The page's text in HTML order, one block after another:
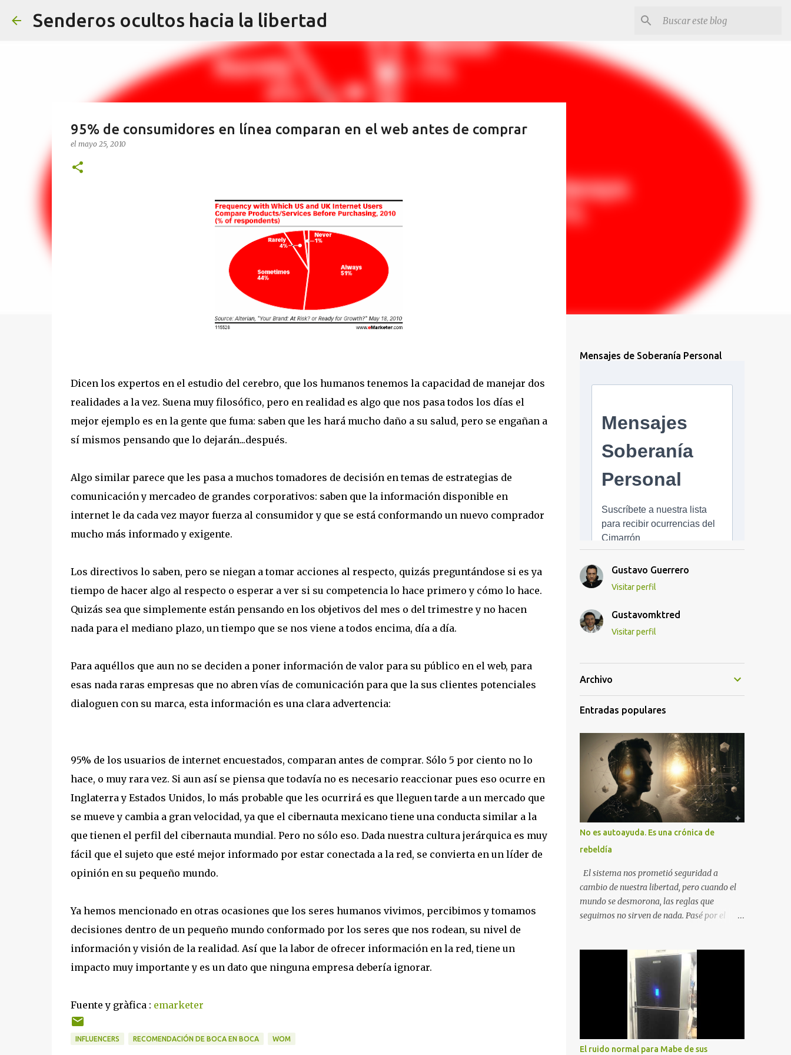
Senderos ocultos hacia la libertad
95% de consumidores en línea comparan en el web antes de comprar
el mayo 25, 2010
Dicen los expertos en el estudio del cerebro, que los humanos tenemos la capacidad de manejar dos
realidades a la vez. Suena muy filosófico, pero en realidad es algo que nos pasa todos los días el
mejor ejemplo es en la gente que fuma: saben que les hará mucho daño a su salud, pero se engañan a
sí mismos pensando que lo dejarán...después.
Algo similar parece que les pasa a muchos tomadores de decisión en temas de estrategias de
comunicación y mercadeo de grandes corporativos: saben que la información disponible en
internet le da cada vez mayor fuerza al consumidor y que se está conformando un nuevo comprador
mucho más informado y exigente.
Los directivos lo saben, pero se niegan a tomar acciones al respecto, quizás preguntándose si es ya
tiempo de hacer algo al respecto o esperar a ver si su competencia lo hace primero y cómo lo hace.
Quizás sea que simplemente están pensando en los objetivos del mes o del trimestre y no hacen
nada para el mediano plazo, un tiempo que se nos viene a todos encima, día a día.
Para aquéllos que aun no se deciden a poner información de valor para su público en el web, para
esas nada raras empresas que no abren vías de comunicación para que la sus clientes potenciales
dialoguen con su marca, esta información es una clara advertencia:
95% de los usuarios de internet encuestados, comparan antes de comprar. Sólo 5 por ciento no lo
hace, o muy rara vez. Si aun así se piensa que todavía no es necesario reaccionar pues eso ocurre en
Inglaterra y Estados Unidos, lo más probable que les ocurrirá es que lleguen tarde a un mercado que
se mueve y cambia a gran velocidad, ya que el cibernauta mexicano tiene una conducta similar a la
que tienen el perfil del cibernauta mundial. Pero no sólo eso. Dada nuestra cultura jerárquica es muy
fácil que el sujeto que esté mejor informado por estar conectada a la red, se convierta en un líder de
opinión en su pequeño mundo.
Ya hemos mencionado en otras ocasiones que los seres humanos vivimos, percibimos y tomamos
decisiones dentro de un pequeño mundo conformado por los seres que nos rodean, su nivel de
información y visión de la realidad. Así que la labor de ofrecer información en la red, tiene un
impacto muy importante y es un dato que ninguna empresa debería ignorar.
Fuente y gràfica : emarketer
INFLUENCERS RECOMENDACIÓN DE BOCA EN BOCA WOM
Mensajes de Soberanía Personal
Gustavo Guerrero
Visitar perfil
Gustavomktred
Visitar perfil
Archivo
Entradas populares
No es autoayuda. Es una crónica de
rebeldía
El sistema nos prometió seguridad a
cambio de nuestra libertad, pero cuando el
mundo se desmorona, las reglas que
seguimos no sirven de nada. Pasé por el
posible es la soberanía personal. Aquí no
encontrarás frases motivacionales;
encontrarás el registro de un escape. La
comunidad de los que eligen ver Ser un
Cimarrón no es huir del mundo, es aprender
a caminar en él sin llevar puestas las
cadenas de otros 1. La Caída: Al Filo del
El ruido normal para Mabe de sus